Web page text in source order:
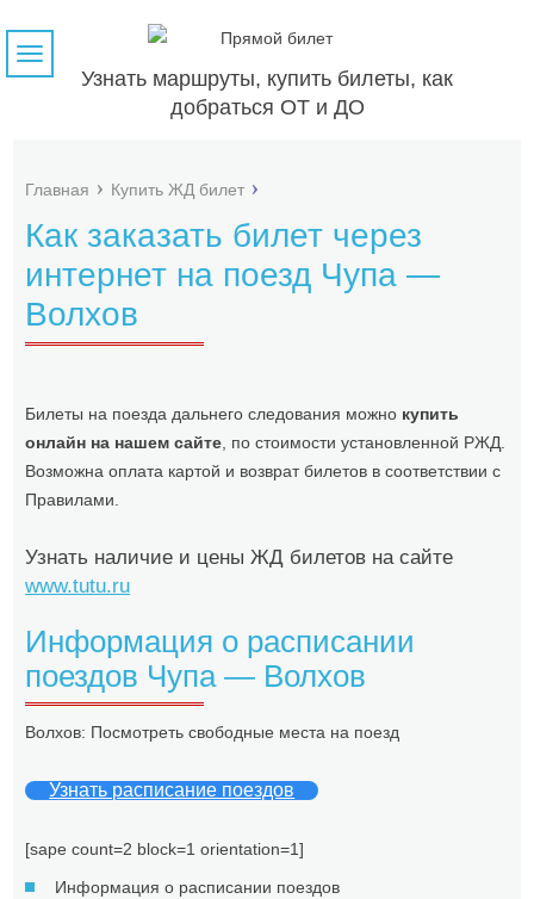
Узнать маршруты, купить билеты, как
добраться ОТ и ДО
Навигация
Главная Купить ЖД билет
Как заказать билет через
интернет на поезд Чупа —
Волхов
Билеты на поезда дальнего следования можно купить
онлайн на нашем сайте, по стоимости установленной РЖД.
Возможна оплата картой и возврат билетов в соответствии с
Правилами.
Узнать наличие и цены ЖД билетов на сайте
www.tutu.ru
Информация о расписании
поездов Чупа — Волхов
Волхов: Посмотреть свободные места на поезд
Узнать расписание поездов
[sape count=2 block=1 orientation=1]
Информация о расписании поездов